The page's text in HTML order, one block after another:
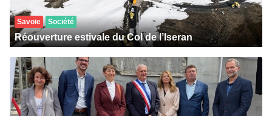
Savoie Société
Réouverture estivale du Col de l’Iseran